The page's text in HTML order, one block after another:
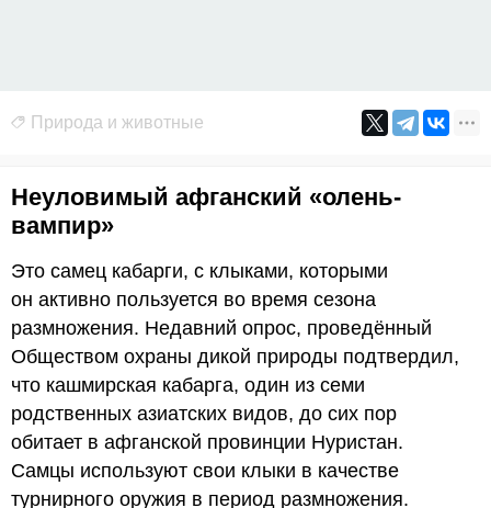
Природа и животные
Неуловимый афганский «олень-
вампир»
Это самец кабарги, с клыками, которыми
он активно пользуется во время сезона
размножения. Недавний опрос, проведённый
Обществом охраны дикой природы подтвердил,
что кашмирская кабарга, один из семи
родственных азиатских видов, до сих пор
обитает в афганской провинции Нуристан.
Самцы используют свои клыки в качестве
турнирного оружия в период размножения.